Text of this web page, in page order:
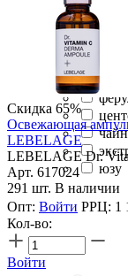
роза
юзу
Скидка 65%
Освежающая
LEBELAGE
LEBELAGE Dr.
Арт. 617024
291 шт. В наличии
Опт: Войти РРЦ: 1
Кол-во:
Войти